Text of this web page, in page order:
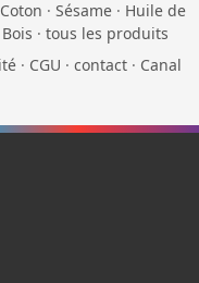
Coton · Sésame · Huile de
Bois · tous les produits
· CGU · contact · Canal